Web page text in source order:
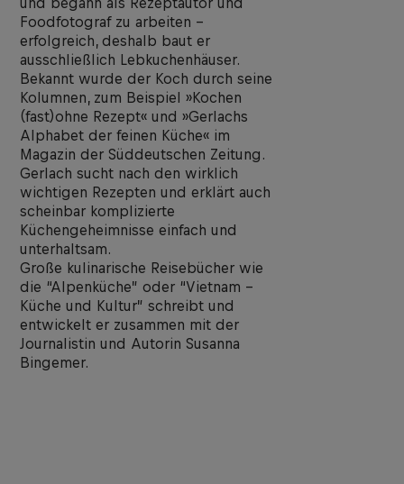
Foodfotograf zu arbeiten –
erfolgreich, deshalb baut er
ausschließlich Lebkuchenhäuser.
Bekannt wurde der Koch durch seine
Kolumnen, zum Beispiel »Kochen
(fast)ohne Rezept« und »Gerlachs
Alphabet der feinen Küche« im
Magazin der Süddeutschen Zeitung.
Gerlach sucht nach den wirklich
wichtigen Rezepten und erklärt auch
scheinbar komplizierte
Küchengeheimnisse einfach und
unterhaltsam.
Große kulinarische Reisebücher wie
die “Alpenküche” oder “Vietnam –
Küche und Kultur” schreibt und
entwickelt er zusammen mit der
Journalistin und Autorin Susanna
Bingemer.